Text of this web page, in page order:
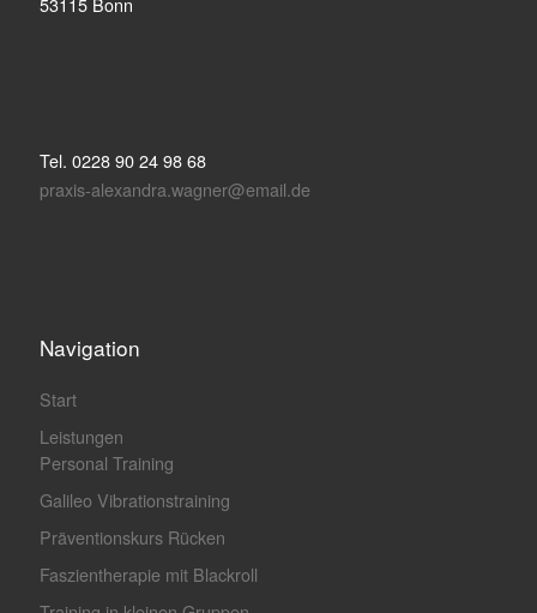
Tel. 0228 90 24 98 68
praxis-alexandra.wagner@email.de
Navigation
Start
Leistungen
Personal Training
Galileo Vibrationstraining
Präventionskurs Rücken
Faszientherapie mit Blackroll